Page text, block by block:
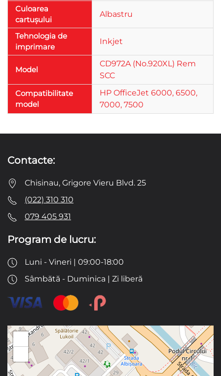
Culoarea
cartușului
Albastru
Tehnologia de
imprimare
Inkjet
Model
CD972A (No.920XL) Rem
SCC
Compatibilitate
model
HP OfficeJet 6000, 6500,
7000, 7500
Contacte:
Chisinau, Grigore Vieru Blvd. 25
(022) 310 310
079 405 931
Program de lucru:
Luni - Vineri | 09:00-18:00
Sâmbătă - Duminica | Zi liberă